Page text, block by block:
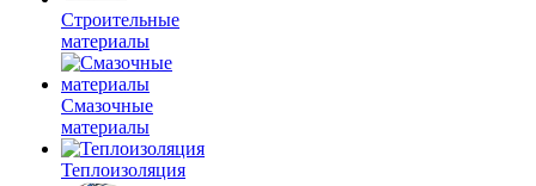
Строительные
материалы
Смазочные
материалы
Теплоизоляция